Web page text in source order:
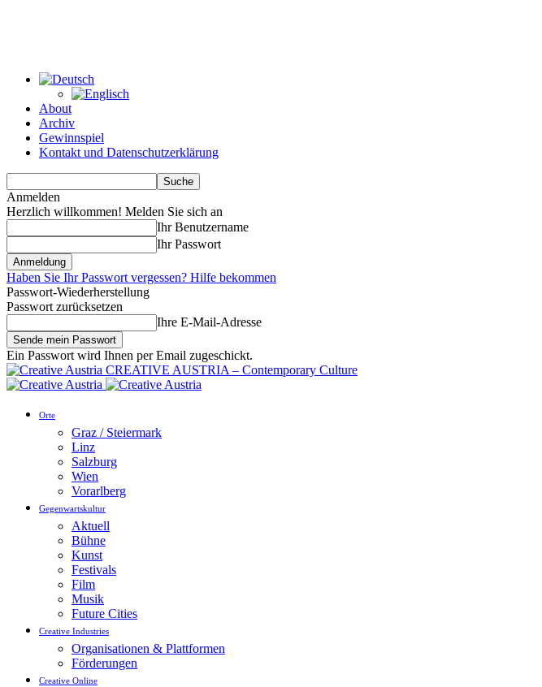
About
Archiv
Gewinnspiel
Kontakt und Datenschutzerklärung
Anmelden
Herzlich willkommen! Melden Sie sich an
Ihr Benutzername
Ihr Passwort
Haben Sie Ihr Passwort vergessen? Hilfe bekommen
Passwort-Wiederherstellung
Passwort zurücksetzen
Ihre E-Mail-Adresse
Ein Passwort wird Ihnen per Email zugeschickt.
CREATIVE AUSTRIA – Contemporary Culture
Orte
Graz / Steiermark
Linz
Salzburg
Wien
Vorarlberg
Gegenwartskultur
Aktuell
Bühne
Kunst
Festivals
Film
Musik
Future Cities
Creative Industries
Organisationen & Plattformen
Förderungen
Creative Online